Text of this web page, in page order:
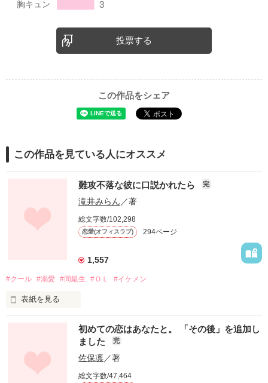
投票する
この作品をシェア
この作品を見ている人にオススメ
難攻不落な彼に口説かれたら 完
滝井みらん／著
総文字数/102,298
恋愛(オフィスラブ) 294ページ
1,557
#クール #溺愛 #同級生 #ＯＬ #イケメン
表紙を見る
高校時代好きだった彼と会社のエレベーターの中で
バッタリ再会。
でも、彼のコートに私の髪が絡まって……。
初めての恋はあなたと。 「その後」を追加し
ました
完
佐保凛／著
総文字数/47,464